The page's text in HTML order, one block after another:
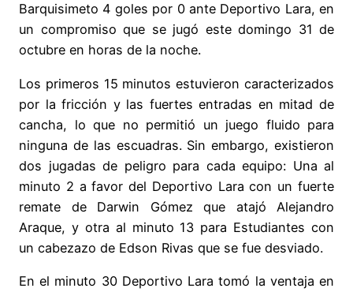
Barquisimeto 4 goles por 0 ante Deportivo Lara, en
un compromiso que se jugó este domingo 31 de
octubre en horas de la noche.
Los primeros 15 minutos estuvieron caracterizados
por la fricción y las fuertes entradas en mitad de
cancha, lo que no permitió un juego fluido para
ninguna de las escuadras. Sin embargo, existieron
dos jugadas de peligro para cada equipo: Una al
minuto 2 a favor del Deportivo Lara con un fuerte
remate de Darwin Gómez que atajó Alejandro
Araque, y otra al minuto 13 para Estudiantes con
un cabezazo de Edson Rivas que se fue desviado.
En el minuto 30 Deportivo Lara tomó la ventaja en